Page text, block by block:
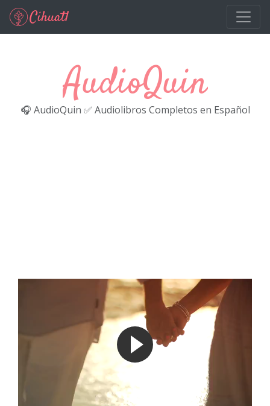
Ir al contenido principal
AudioQuin
🎧 AudioQuin ✅ Audiolibros Completos en Español